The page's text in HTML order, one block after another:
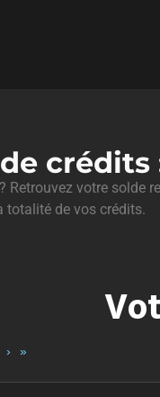
crédits
votre solde
totalité de vos crédits.
› »